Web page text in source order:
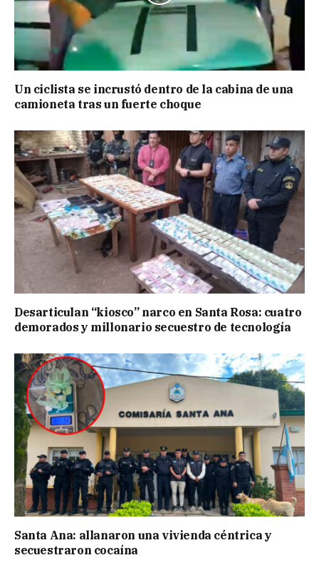
Un ciclista se incrustó dentro de la cabina de una
camioneta tras un fuerte choque
Desarticulan “kiosco” narco en Santa Rosa: cuatro
demorados y millonario secuestro de tecnología
Santa Ana: allanaron una vivienda céntrica y
secuestraron cocaína